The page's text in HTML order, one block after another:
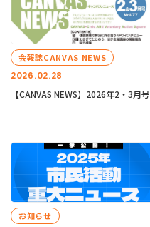
2026.02.28
会報誌CANVAS NEWS
【CANVAS NEWS】2026年2・3月号
お知らせ